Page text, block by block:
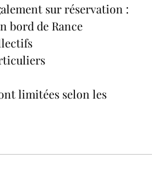
sur réservation :
bord de Rance
limitées selon les